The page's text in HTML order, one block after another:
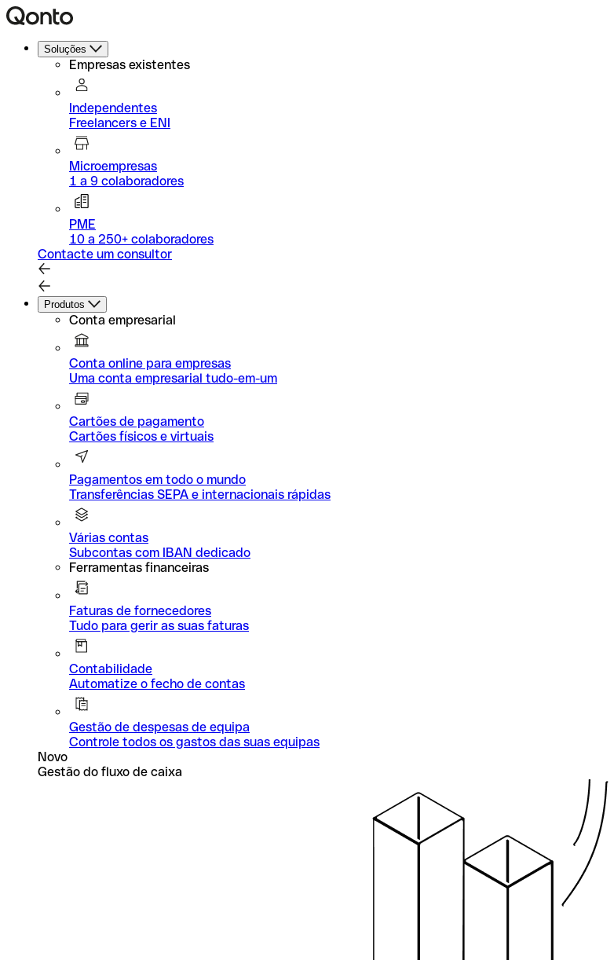
Soluções
Empresas existentes
Independentes
Freelancers e ENI
Microempresas
1 a 9 colaboradores
PME
10 a 250+ colaboradores
Contacte um consultor
Produtos
Conta empresarial
Conta online para empresas
Uma conta empresarial tudo-em-um
Cartões de pagamento
Cartões físicos e virtuais
Pagamentos em todo o mundo
Transferências SEPA e internacionais rápidas
Várias contas
Subcontas com IBAN dedicado
Ferramentas financeiras
Faturas de fornecedores
Tudo para gerir as suas faturas
Contabilidade
Automatize o fecho de contas
Gestão de despesas de equipa
Controle todos os gastos das suas equipas
Novo
Gestão do fluxo de caixa